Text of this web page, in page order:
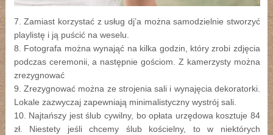
7. Zamiast korzystać z usług dj’a można samodzielnie stworzyć
playlistę i ją puścić na weselu.
8. Fotografa można wynająć na kilka godzin, który zrobi zdjęcia
podczas ceremonii, a następnie gościom. Z kamerzysty można
zrezygnować
9. Zrezygnować można ze strojenia sali i wynajęcia dekoratorki.
Lokale zazwyczaj zapewniają minimalistyczny wystrój sali.
10. Najtańszy jest ślub cywilny, bo opłata urzędowa kosztuje 84
zł. Niestety jeśli chcemy ślub kościelny, to w niektórych